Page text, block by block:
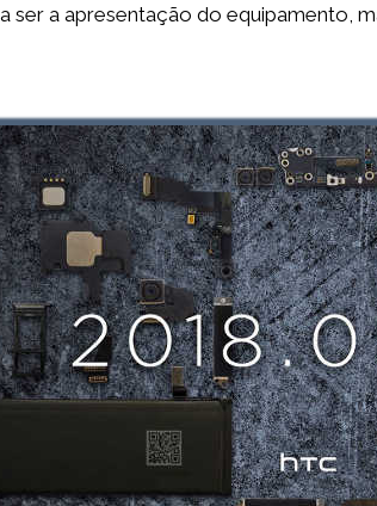
ser a apresentação do equipamento,